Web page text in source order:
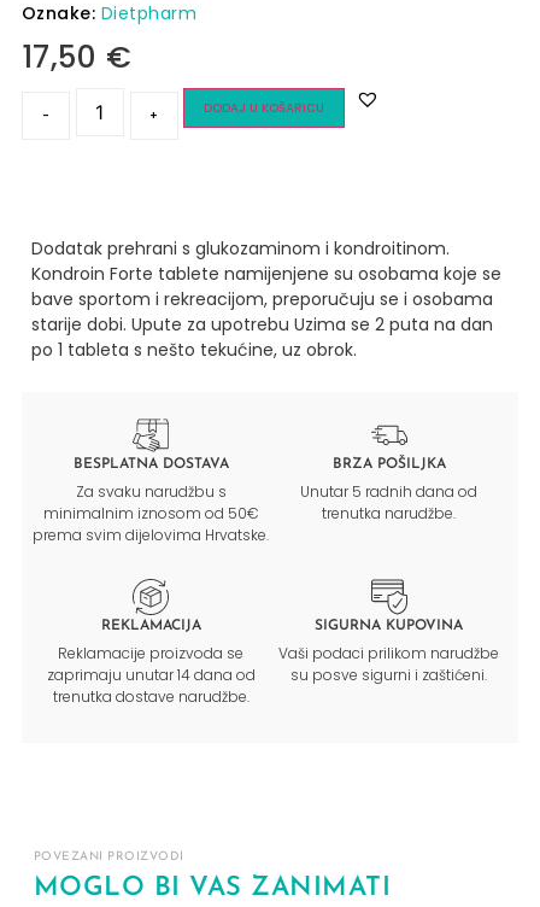
Oznake: Dietpharm
17,50 €
- + DODAJ U KOŠARICU
Dodatak prehrani s glukozaminom i kondroitinom.
Kondroin Forte tablete namijenjene su osobama koje se
bave sportom i rekreacijom, preporučuju se i osobama
starije dobi. Upute za upotrebu Uzima se 2 puta na dan
po 1 tableta s nešto tekućine, uz obrok.
BESPLATNA DOSTAVA
Za svaku narudžbu s
minimalnim iznosom od 50€
prema svim dijelovima Hrvatske.
BRZA POŠILJKA
Unutar 5 radnih dana od
trenutka narudžbe.
REKLAMACIJA
Reklamacije proizvoda se
zaprimaju unutar 14 dana od
trenutka dostave narudžbe.
SIGURNA KUPOVINA
Vaši podaci prilikom narudžbe
su posve sigurni i zaštićeni.
POVEZANI PROIZVODI
MOGLO BI VAS ZANIMATI